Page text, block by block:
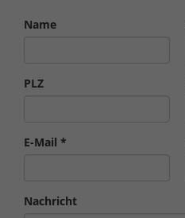
Name
PLZ
E-Mail *
Nachricht